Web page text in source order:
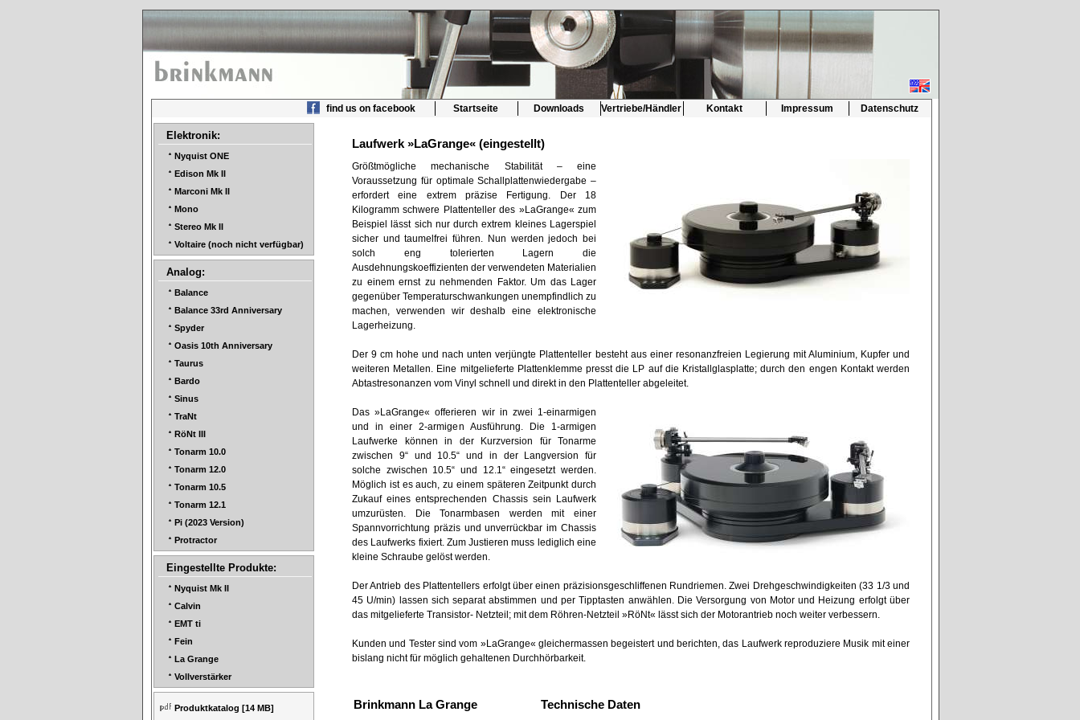
find us on facebook Startseite Downloads Vertriebe/Händler Kontakt Impressum Datenschutz
Elektronik:
Nyquist ONE
Edison Mk II
Marconi Mk II
Mono
Stereo Mk II
Voltaire (noch nicht verfügbar)
Analog:
Balance
Balance 33rd Anniversary
Spyder
Oasis 10th Anniversary
Taurus
Bardo
Sinus
TraNt
RöNt III
Tonarm 10.0
Tonarm 12.0
Tonarm 10.5
Tonarm 12.1
Pi (2023 Version)
Protractor
Eingestellte Produkte:
Nyquist Mk II
Calvin
EMT ti
Fein
La Grange
Vollverstärker
Produktkatalog [14 MB]
Laufwerk »LaGrange« (eingestellt)
Größtmögliche mechanische Stabilität – eine
Voraussetzung für optimale Schallplattenwiedergabe –
erfordert eine extrem präzise Fertigung. Der 18
Kilogramm schwere Plattenteller des »LaGrange« zum
Beispiel lässt sich nur durch extrem kleines Lagerspiel
sicher und taumelfrei führen. Nun werden jedoch bei
solch eng tolerierten Lagern die
Ausdehnungskoeffizienten der verwendeten Materialien
zu einem ernst zu nehmenden Faktor. Um das Lager
gegenüber Temperaturschwankungen unempfindlich zu
machen, verwenden wir deshalb eine elektronische
Lagerheizung.
Der 9 cm hohe und nach unten verjüngte Plattenteller besteht aus einer resonanzfreien Legierung mit Aluminium, Kupfer und
weiteren Metallen. Eine mitgelieferte Plattenklemme presst die LP auf die Kristallglasplatte; durch den engen Kontakt werden
Abtastresonanzen vom Vinyl schnell und direkt in den Plattenteller abgeleitet.
Das »LaGrange« offerieren wir in zwei 1-einarmigen
und in einer 2-armigen Ausführung. Die 1-armigen
Laufwerke können in der Kurzversion für Tonarme
zwischen 9“ und 10.5“ und in der Langversion für
solche zwischen 10.5“ und 12.1“ eingesetzt werden.
Möglich ist es auch, zu einem späteren Zeitpunkt durch
Zukauf eines entsprechenden Chassis sein Laufwerk
umzurüsten. Die Tonarmbasen werden mit einer
Spannvorrichtung präzis und unverrückbar im Chassis
des Laufwerks fixiert. Zum Justieren muss lediglich eine
kleine Schraube gelöst werden.
Der Antrieb des Plattentellers erfolgt über einen präzisionsgeschliffenen Rundriemen. Zwei Drehgeschwindigkeiten (33 1/3 und
45 U/min) lassen sich separat abstimmen und per Tipptasten anwählen. Die Versorgung von Motor und Heizung erfolgt über
das mitgelieferte Transistor- Netzteil; mit dem Röhren-Netzteil »RöNt« lässt sich der Motorantrieb noch weiter verbessern.
Kunden und Tester sind vom »LaGrange« gleichermassen begeistert und berichten, das Laufwerk reproduziere Musik mit einer
bislang nicht für möglich gehaltenen Durchhörbarkeit.
Brinkmann La Grange Technische Daten